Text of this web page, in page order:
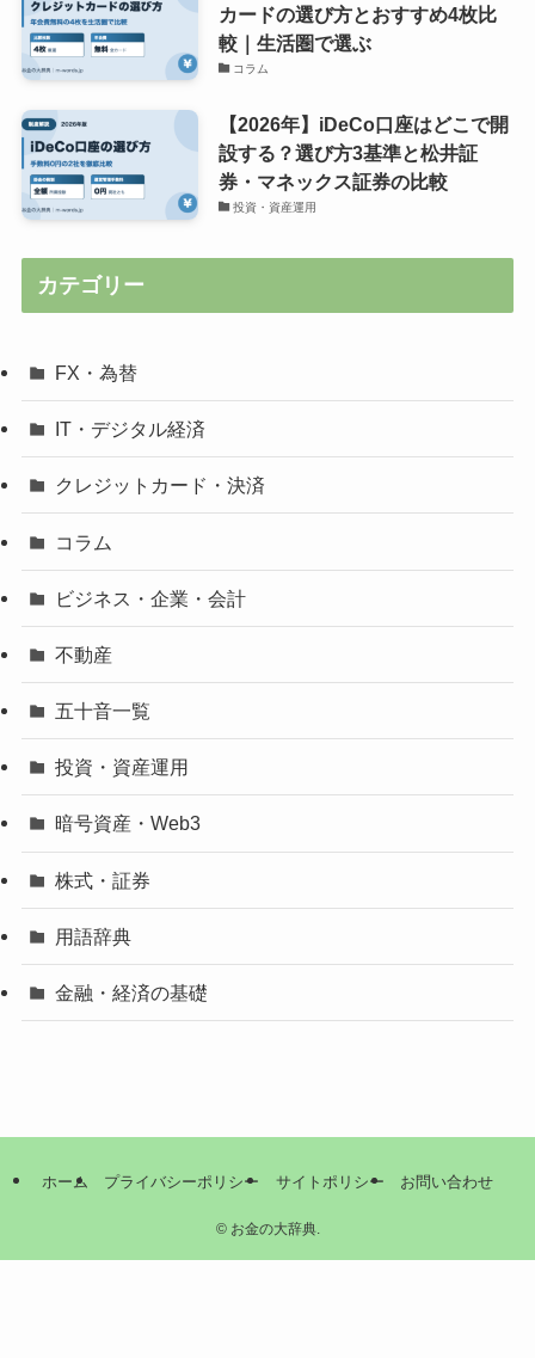
カードの選び方とおすすめ4枚比
較｜生活圏で選ぶ
コラム
【2026年】iDeCo口座はどこで開
設する？選び方3基準と松井証
券・マネックス証券の比較
投資・資産運用
カテゴリー
FX・為替
IT・デジタル経済
クレジットカード・決済
コラム
ビジネス・企業・会計
不動産
五十音一覧
投資・資産運用
暗号資産・Web3
株式・証券
用語辞典
金融・経済の基礎
ホーム プライバシーポリシー サイトポリシー お問い合わせ
©お金の大辞典.